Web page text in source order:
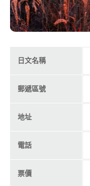
日文名稱
郵遞區號
地址
電話
票價